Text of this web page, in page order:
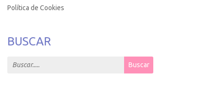
Política de Cookies
BUSCAR
Search for: Buscar